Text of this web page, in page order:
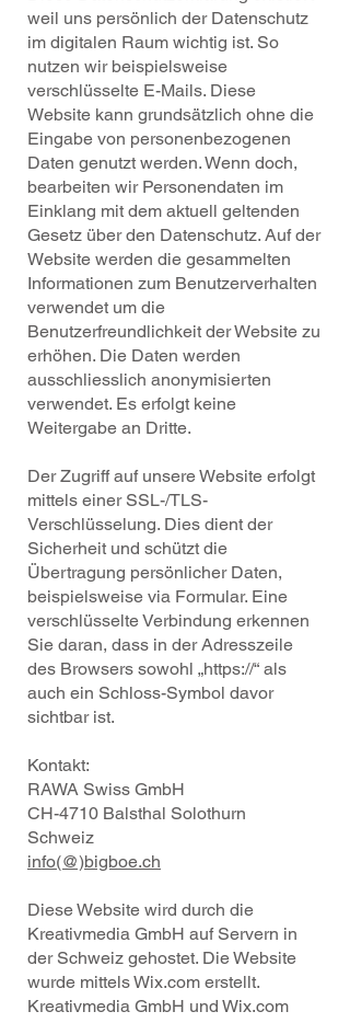
weil uns persönlich der Datenschutz
im digitalen Raum wichtig ist. So
nutzen wir beispielsweise
verschlüsselte E-Mails. Diese
Website kann grundsätzlich ohne die
Eingabe von personenbezogenen
Daten genutzt werden. Wenn doch,
bearbeiten wir Personendaten im
Einklang mit dem aktuell geltenden
Gesetz über den Datenschutz. Auf der
Website werden die gesammelten
Informationen zum Benutzerverhalten
verwendet um die
Benutzerfreundlichkeit der Website zu
erhöhen. Die Daten werden
ausschliesslich anonymisierten
verwendet. Es erfolgt keine
Weitergabe an Dritte.
Der Zugriff auf unsere Website erfolgt
mittels einer SSL-/TLS-
Verschlüsselung. Dies dient der
Sicherheit und schützt die
Übertragung persönlicher Daten,
beispielsweise via Formular. Eine
verschlüsselte Verbindung erkennen
Sie daran, dass in der Adresszeile
des Browsers sowohl „https://“ als
auch ein Schloss-Symbol davor
sichtbar ist.
Kontakt:
RAWA Swiss GmbH
CH-4710 Balsthal Solothurn
Schweiz
info(@)bigboe.ch
Diese Website wird durch die
Kreativmedia GmbH auf Servern in
der Schweiz gehostet. Die Website
wurde mittels Wix.com erstellt.
Kreativmedia GmbH und Wix.com